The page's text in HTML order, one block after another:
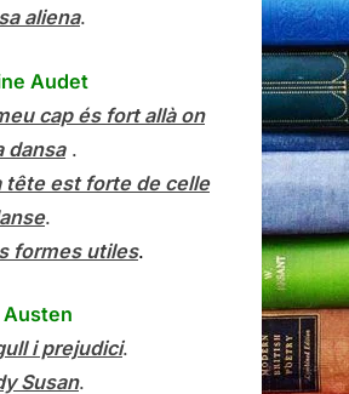
aliena.
Audet
cap és fort allà on
dansa.
tête est forte de celle
.
formes utiles.
Austen
i prejudici.
Susan.